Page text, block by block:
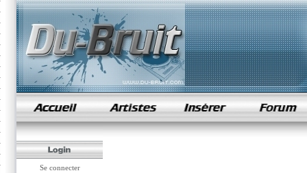
samples de rap
Se connecter